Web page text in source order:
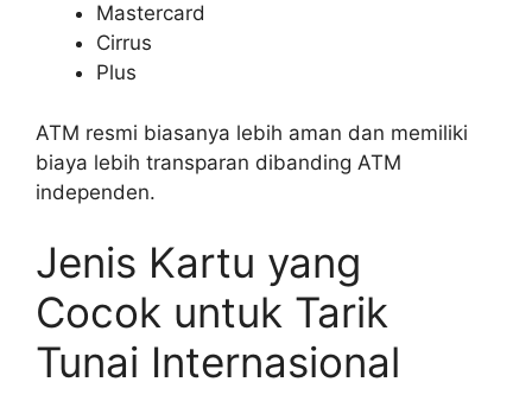
Mastercard
Cirrus
Plus
ATM resmi biasanya lebih aman dan memiliki
biaya lebih transparan dibanding ATM
independen.
Jenis Kartu yang
Cocok untuk Tarik
Tunai Internasional